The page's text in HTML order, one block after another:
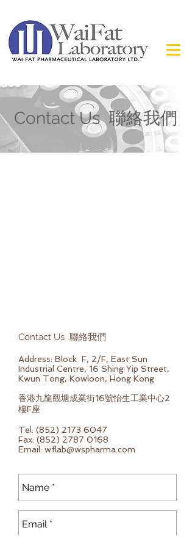
Contact Us 聯絡我們
Contact Us 聯絡我們
Address: Block F, 2/F, East Sun
Industrial Centre, 16 Shing Yip Street,
Kwun Tong, Kowloon, Hong Kong
香港九龍觀塘成業街16號怡生工業中心2
樓F座
Tel: (852) 2173 6047
Fax: (852) 2787 0168
Email: wflab@wspharma.com